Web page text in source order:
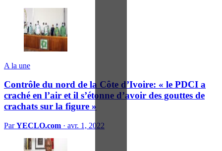
A la une
Contrôle du nord de la Côte d’Ivoire: « le PDCI a
craché en l’air et il s’étonne d’avoir des gouttes de
crachats sur la figure »
ParYECLO.com · avr. 1, 2022